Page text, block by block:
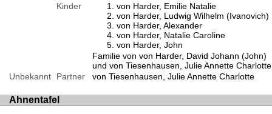
Kinder
von Harder, Emilie Natalie
von Harder, Ludwig Wilhelm (Ivanovich)
von Harder, Alexander
von Harder, Natalie Caroline
von Harder, John
Familie von von Harder, David Johann (John)
und von Tiesenhausen, Julie Annette Charlotte
Unbekannt
Partner von Tiesenhausen, Julie Annette Charlotte
Ahnentafel